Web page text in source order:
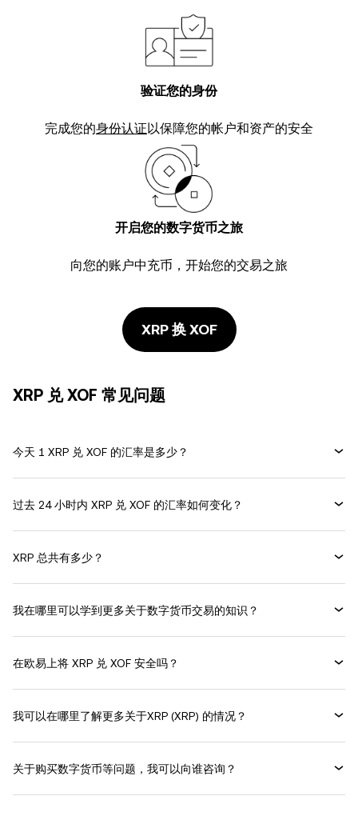
验证您的身份
完成您的身份认证以保障您的帐户和资产的安全
开启您的数字货币之旅
向您的账户中充币，开始您的交易之旅
XRP 换 XOF
XRP 兑 XOF 常见问题
今天 1 XRP 兑 XOF 的汇率是多少？
过去 24 小时内 XRP 兑 XOF 的汇率如何变化？
XRP 总共有多少？
我在哪里可以学到更多关于数字货币交易的知识？
在欧易上将 XRP 兑 XOF 安全吗？
我可以在哪里了解更多关于XRP (XRP) 的情况？
关于购买数字货币等问题，我可以向谁咨询？